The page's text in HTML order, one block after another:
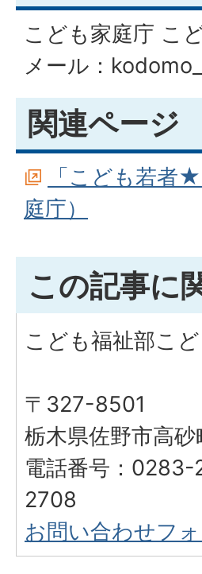
こども家庭庁 こ
メール：
関連ページ
「こども若者
庭庁）
この記事に
こども福祉部こ
〒327-8501
栃木県佐野市高砂
電話番号：
2708
お問い合わせフ